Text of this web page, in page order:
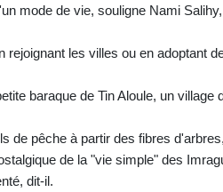
mode de vie, souligne Nami Salihy,
rejoignant les villes ou en adoptant
baraque de Tin Aloule, un village
de pêche à partir des fibres d'arbres,
de la "vie simple" des
dit-il.